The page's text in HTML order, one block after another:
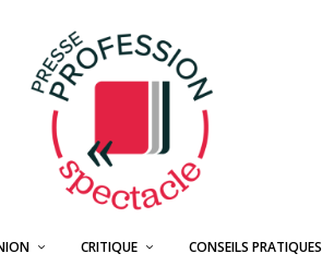
CRITIQUE CONSEILS PRATIQUES